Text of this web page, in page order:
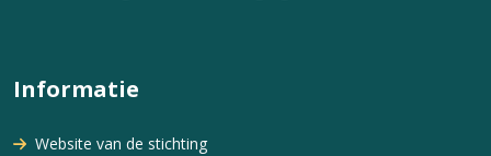
Informatie
Website van de stichting